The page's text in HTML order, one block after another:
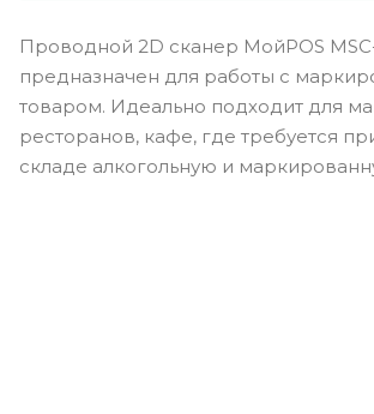
Проводной 2D сканер МойPOS
предназначен для работы с
товаром. Идеально подходит для
ресторанов, кафе, где требуется
складе алкогольную и